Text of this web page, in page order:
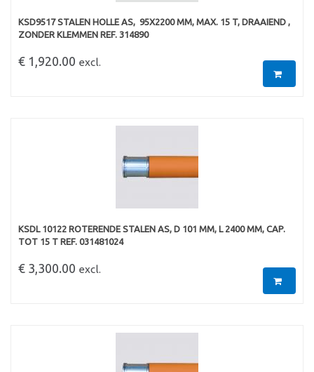
KSD9517 STALEN HOLLE AS,  95X2200 MM, MAX. 15 T, DRAAIEND ,
ZONDER KLEMMEN REF. 314890
€ 1,920.00 excl.
KSDL 10122 ROTERENDE STALEN AS, D 101 MM, L 2400 MM, CAP.
TOT 15 T REF. 031481024
€ 3,300.00 excl.